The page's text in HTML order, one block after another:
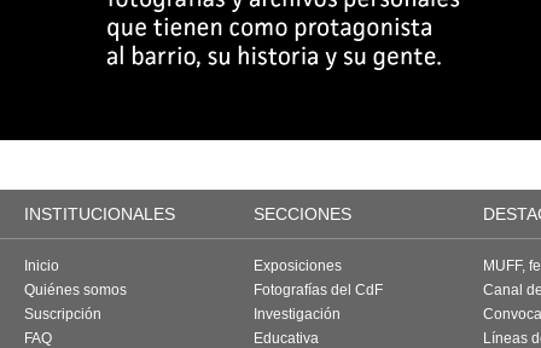
INSTITUCIONALES SECCIONES
Inicio
Quiénes somos
Suscripción
FAQ
Exposiciones
Fotografías del CdF
Investigación
Educativa
MUFF,
Canal
Líneas